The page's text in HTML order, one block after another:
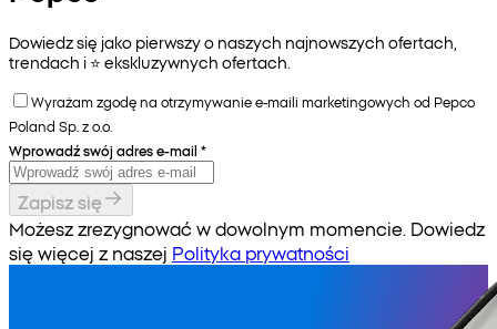
Dowiedz się jako pierwszy o naszych najnowszych ofertach,
trendach i ⭐️ ekskluzywnych ofertach.
Wyrażam zgodę na otrzymywanie e-maili marketingowych od Pepco
Poland Sp. z o.o.
Wprowadź swój adres e-mail *
Zapisz się
Możesz zrezygnować w dowolnym momencie. Dowiedz
się więcej z naszej Polityka prywatności